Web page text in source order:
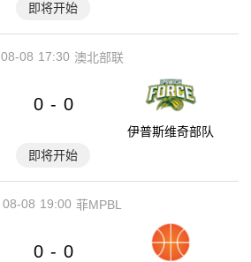
即将开始
17:30
08-08 澳北部联
0 - 0
伊普斯维奇部队
即将开始
19:00
08-08 菲MPBL
0 - 0